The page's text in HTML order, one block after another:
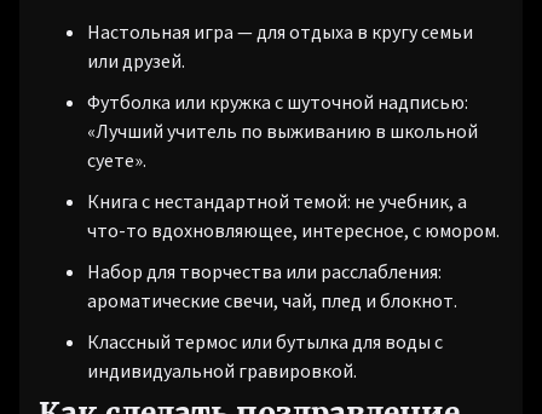
Настольная игра — для отдыха в кругу семьи
или друзей.
Футболка или кружка с шуточной надписью:
«Лучший учитель по выживанию в школьной
суете».
Книга с нестандартной темой: не учебник, а
что-то вдохновляющее, интересное, с юмором.
Набор для творчества или расслабления:
ароматические свечи, чай, плед и блокнот.
Классный термос или бутылка для воды с
индивидуальной гравировкой.